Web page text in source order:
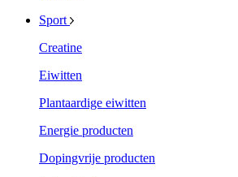
Sport
Creatine
Eiwitten
Plantaardige eiwitten
Energie producten
Dopingvrije producten